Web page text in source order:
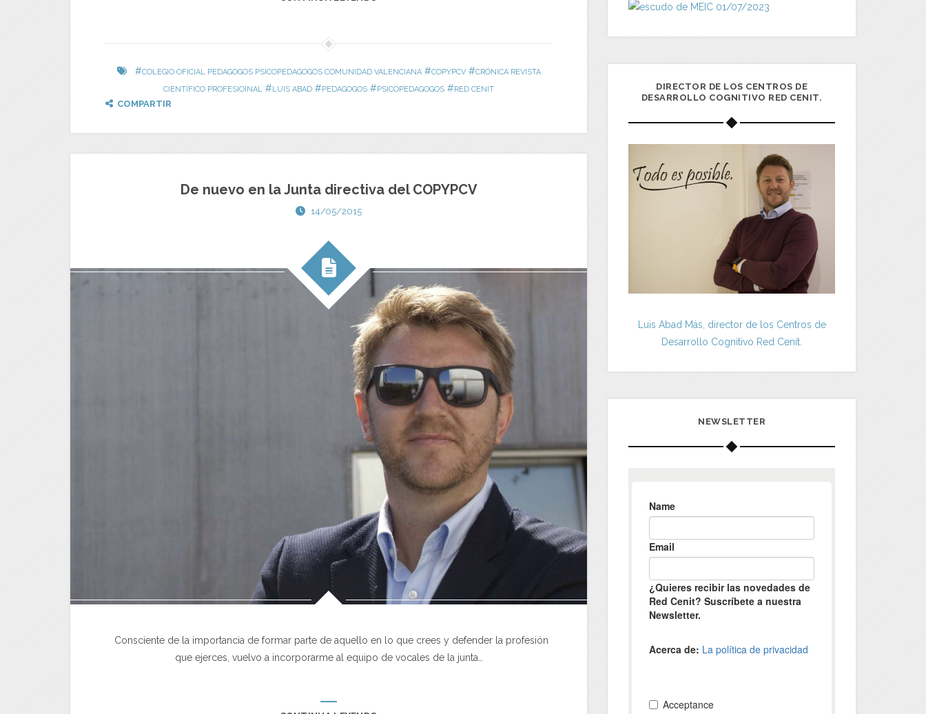
#COLEGIO OFICIAL PEDAGOGOS PSICOPEDAGOGOS COMUNIDAD VALENCIANA#COPYPCV#CRÓNICA REVISTA
CIENTÍFICO PROFESIOINAL #LUIS ABAD #PEDAGOGOS #PSICOPEDAGOGOS #RED CENIT
COMPARTIR
De nuevo en la Junta directiva del COPYPCV
14/05/2015
Consciente de la importancia de formar parte de aquello en lo que crees y defender la profesión
que ejerces, vuelvo a incorporarme al equipo de vocales de la junta…
DIRECTOR DE LOS CENTROS DE
DESARROLLO COGNITIVO RED CENIT.
Luis Abad Más, director de los Centros de
Desarrollo Cognitivo Red Cenit.
NEWSLETTER